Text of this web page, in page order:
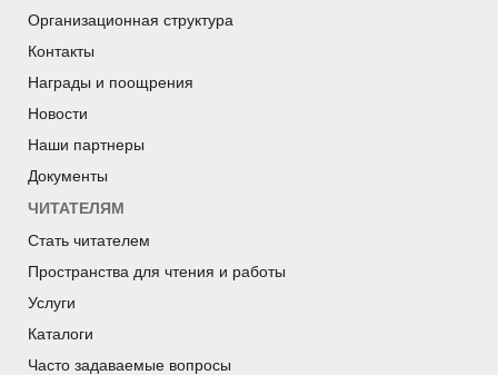
Организационная структура
Контакты
Награды и поощрения
Новости
Наши партнеры
Документы
ЧИТАТЕЛЯМ
Стать читателем
Пространства для чтения и работы
Услуги
Каталоги
Часто задаваемые вопросы